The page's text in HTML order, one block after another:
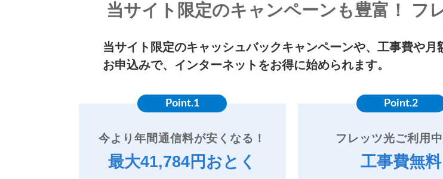
当サイト限定のキャンペーンも豊富！ フ
当サイト限定のキャッシュバックキャンペーンや、工事費や
お申込みで、インターネットをお得に始められます。
Point.1
今より年間通信料が安くなる！
最大41,784円おとく
Point.2
フレッツ光ご利用
工事費無料